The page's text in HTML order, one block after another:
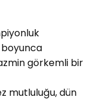
boyunca
görkemli bir
mutluluğu, dün